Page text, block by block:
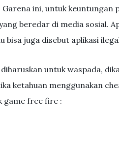
ini, untuk keuntungan
beredar di media sosial.
bisa juga disebut aplikasi
untuk waspada,
ketahuan menggunakan
game free fire :